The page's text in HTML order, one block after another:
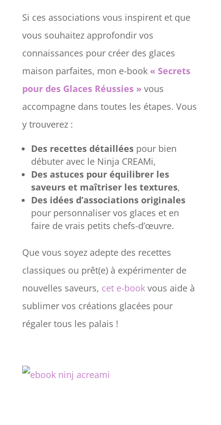
Si ces associations vous inspirent et que
vous souhaitez approfondir vos
connaissances pour créer des glaces
maison parfaites, mon e-book « Secrets
pour des Glaces Réussies » vous
accompagne dans toutes les étapes. Vous
y trouverez :
Des recettes détailléespour bien
débuter avec le Ninja CREAMi,
Des astuces pour équilibrer les
saveurs et maîtriser les textures,
Des idées d’associations originales
pour personnaliser vos glaces et en
faire de vrais petits chefs-d’œuvre.
Que vous soyez adepte des recettes
classiques ou prêt(e) à expérimenter de
nouvelles saveurs, cet e-bookvous aide à
sublimer vos créations glacées pour
régaler tous les palais !